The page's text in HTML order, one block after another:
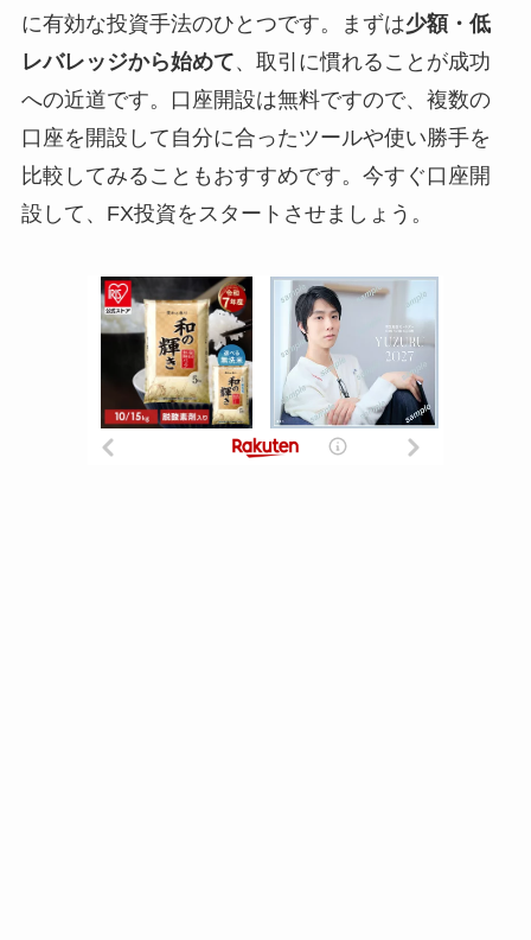
に有効な投資手法のひとつです。まずは少額・低
レバレッジから始めて、取引に慣れることが成功
への近道です。口座開設は無料ですので、複数の
口座を開設して自分に合ったツールや使い勝手を
比較してみることもおすすめです。今すぐ口座開
設して、FX投資をスタートさせましょう。